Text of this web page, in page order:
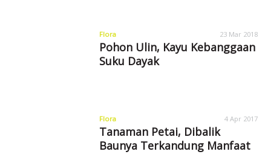
Flora 23 Mar 2018
Pohon Ulin, Kayu Kebanggaan
Suku Dayak
Flora 4 Apr 2017
Tanaman Petai, Dibalik
Baunya Terkandung Manfaat